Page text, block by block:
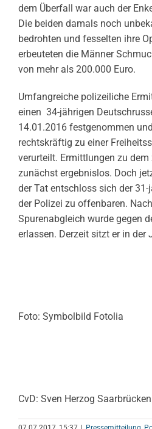
dem Überfall war auch der
Die beiden damals noch
bedrohten und fesselten ihre
erbeuteten die Männer
von mehr als 200.000 Euro.
Umfangreiche polizeiliche
einen 34-jährigen
14.01.2016 festgenommen
rechtskräftig zu einer
verurteilt. Ermittlungen zu
zunächst ergebnislos. Doch
der Tat entschloss sich der
der Polizei zu offenbaren.
Spurenabgleich wurde gegen
erlassen. Derzeit sitzt er in der
Foto: Symbolbild Fotolia
CvD: Sven Herzog